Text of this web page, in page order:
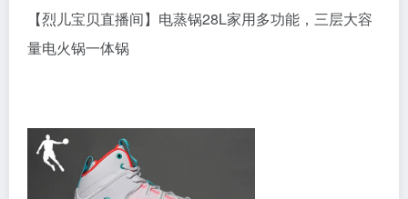
【烈儿宝贝直播间】电蒸锅28L家用多功能，三层大容
量电火锅一体锅